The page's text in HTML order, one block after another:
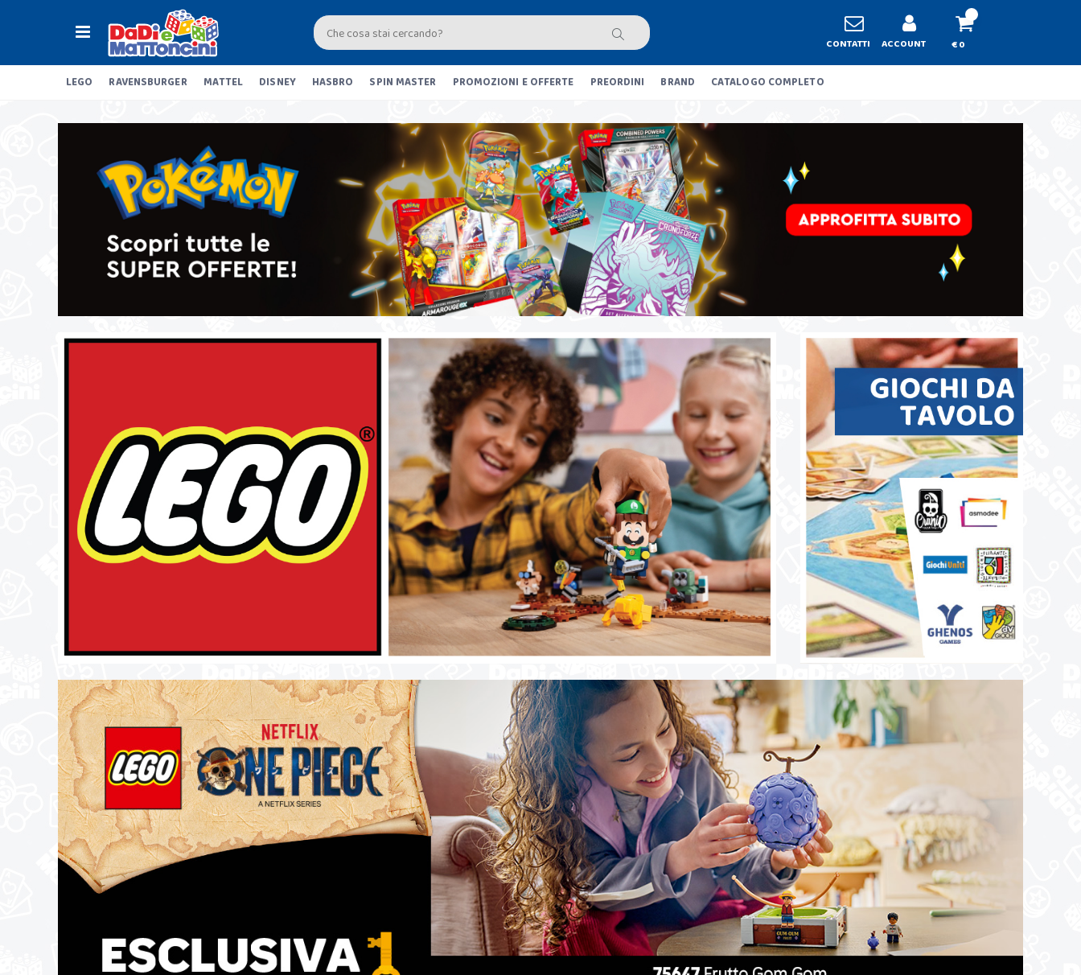
CONTATTI ACCOUNT € 0
LEGO RAVENSBURGER MATTEL DISNEY HASBRO SPIN MASTER PROMOZIONI E OFFERTE PREORDINI BRAND CATALOGO COMPLETO